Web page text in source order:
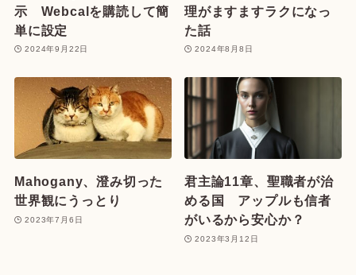
示 Webcalを購読して簡
単に設定
2024年9月22日
理がますますラクになっ
た話
2024年8月8日
Mahogany、澄み切った
世界観にうっとり
2023年7月6日
君主論11章、聖職者が治
める国 アップルも信者
がいるから安心か？
2023年3月12日